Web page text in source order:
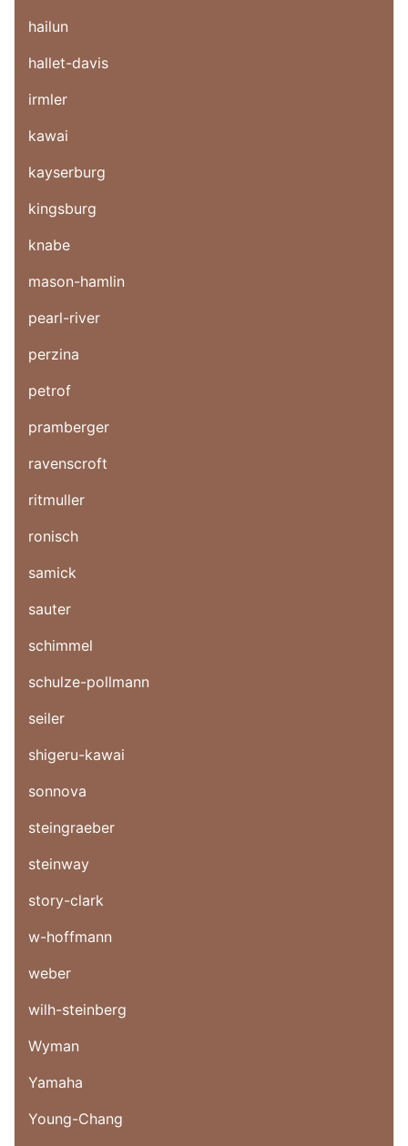
hailun
hallet-davis
irmler
kawai
kayserburg
kingsburg
knabe
mason-hamlin
pearl-river
perzina
petrof
pramberger
ravenscroft
ritmuller
ronisch
samick
sauter
schimmel
schulze-pollmann
seiler
shigeru-kawai
sonnova
steingraeber
steinway
story-clark
w-hoffmann
weber
wilh-steinberg
Wyman
Yamaha
Young-Chang